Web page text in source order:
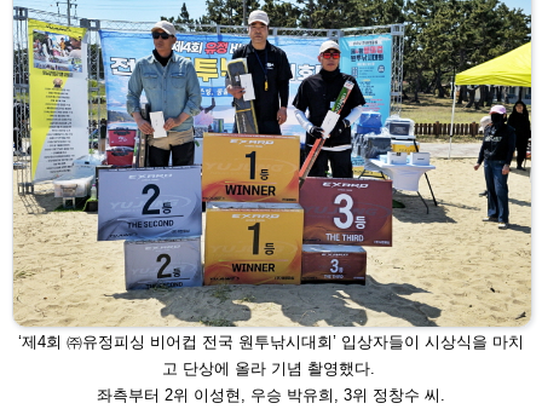
‘제4회 ㈜유정피싱 비어컵 전국 원투낚시대회’ 입상자들이 시상식을 마치
고 단상에 올라 기념 촬영했다.
좌측부터 2위 이성현, 우승 박유희, 3위 정창수 씨.